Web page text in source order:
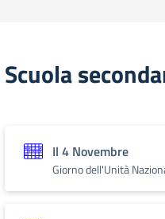
Scuola
Il 4 Novembre
Giorno dell'Unità